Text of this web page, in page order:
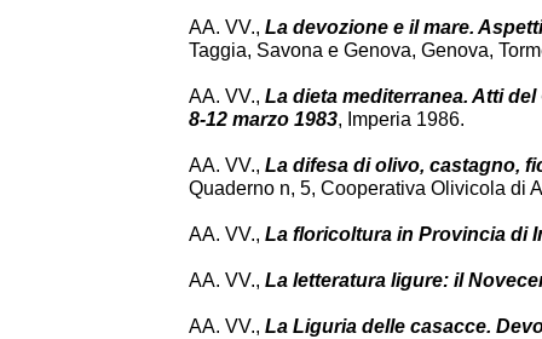
AA. VV., La devozione e il mare.
Taggia, Savona e Genova, Genova,
AA. VV., La dieta mediterranea. Atti
8-12 marzo 1983, Imperia 1986.
AA. VV., La difesa di olivo, castagno,
Quaderno n, 5, Cooperativa Olivicola di
AA. VV., La floricoltura in Provincia di
AA. VV., La letteratura ligure: il
AA. VV., La Liguria delle casacce.